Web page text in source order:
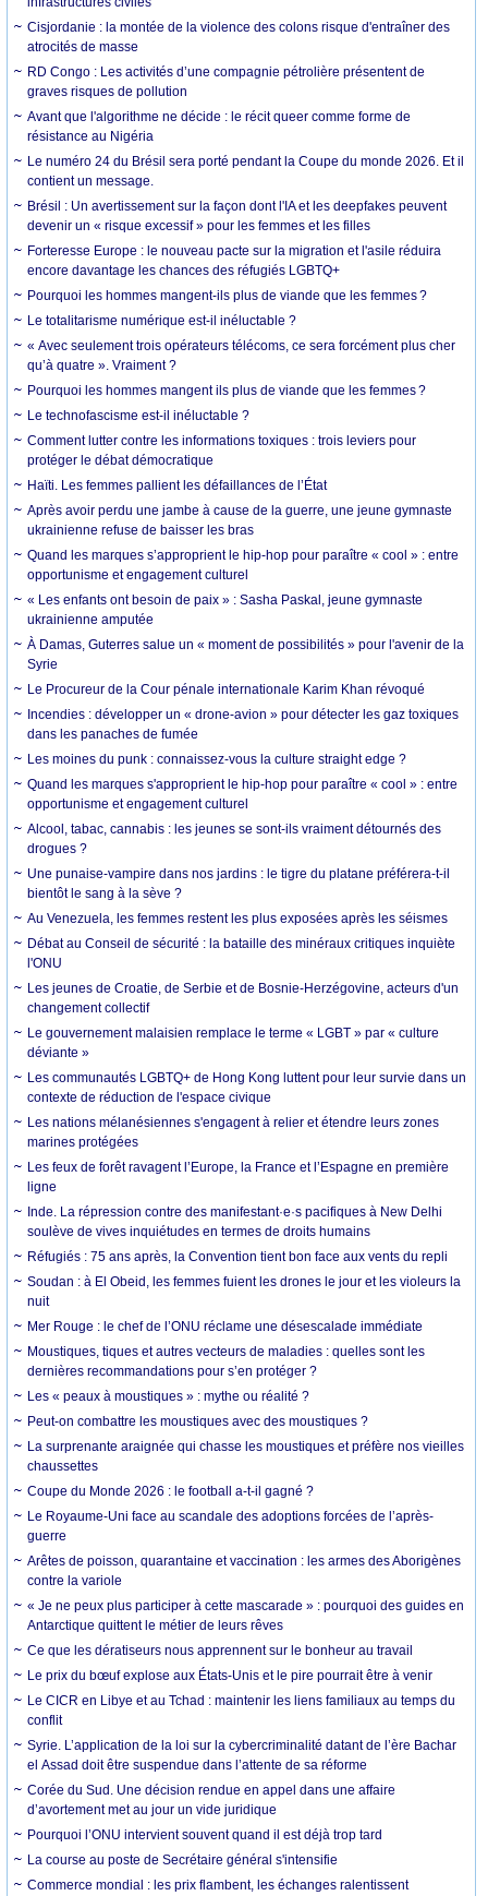
Cisjordanie : la montée de la violence des colons risque d'entraîner des
atrocités de masse
RD Congo : Les activités d’une compagnie pétrolière présentent de
graves risques de pollution
Avant que l'algorithme ne décide : le récit queer comme forme de
résistance au Nigéria
Le numéro 24 du Brésil sera porté pendant la Coupe du monde 2026. Et il
contient un message.
Brésil : Un avertissement sur la façon dont l'IA et les deepfakes peuvent
devenir un « risque excessif » pour les femmes et les filles
Forteresse Europe : le nouveau pacte sur la migration et l'asile réduira
encore davantage les chances des réfugiés LGBTQ+
Pourquoi les hommes mangent-ils plus de viande que les femmes ?
Le totalitarisme numérique est-il inéluctable ?
« Avec seulement trois opérateurs télécoms, ce sera forcément plus cher
qu’à quatre ». Vraiment ?
Pourquoi les hommes mangent ils plus de viande que les femmes ?
Le technofascisme est-il inéluctable ?
Comment lutter contre les informations toxiques : trois leviers pour
protéger le débat démocratique
Haïti. Les femmes pallient les défaillances de l’État
Après avoir perdu une jambe à cause de la guerre, une jeune gymnaste
ukrainienne refuse de baisser les bras
Quand les marques s’approprient le hip-hop pour paraître « cool » : entre
opportunisme et engagement culturel
« Les enfants ont besoin de paix » : Sasha Paskal, jeune gymnaste
ukrainienne amputée
À Damas, Guterres salue un « moment de possibilités » pour l'avenir de la
Syrie
Le Procureur de la Cour pénale internationale Karim Khan révoqué
Incendies : développer un « drone-avion » pour détecter les gaz toxiques
dans les panaches de fumée
Les moines du punk : connaissez-vous la culture straight edge ?
Quand les marques s'approprient le hip-hop pour paraître « cool » : entre
opportunisme et engagement culturel
Alcool, tabac, cannabis : les jeunes se sont-ils vraiment détournés des
drogues ?
Une punaise-vampire dans nos jardins : le tigre du platane préférera-t-il
bientôt le sang à la sève ?
Au Venezuela, les femmes restent les plus exposées après les séismes
Débat au Conseil de sécurité : la bataille des minéraux critiques inquiète
l'ONU
Les jeunes de Croatie, de Serbie et de Bosnie-Herzégovine, acteurs d'un
changement collectif
Le gouvernement malaisien remplace le terme « LGBT » par « culture
déviante »
Les communautés LGBTQ+ de Hong Kong luttent pour leur survie dans un
contexte de réduction de l'espace civique
Les nations mélanésiennes s'engagent à relier et étendre leurs zones
marines protégées
Les feux de forêt ravagent l’Europe, la France et l’Espagne en première
ligne
Inde. La répression contre des manifestant·e·s pacifiques à New Delhi
soulève de vives inquiétudes en termes de droits humains
Réfugiés : 75 ans après, la Convention tient bon face aux vents du repli
Soudan : à El Obeid, les femmes fuient les drones le jour et les violeurs la
nuit
Mer Rouge : le chef de l’ONU réclame une désescalade immédiate
Moustiques, tiques et autres vecteurs de maladies : quelles sont les
dernières recommandations pour s’en protéger ?
Les « peaux à moustiques » : mythe ou réalité ?
Peut-on combattre les moustiques avec des moustiques ?
La surprenante araignée qui chasse les moustiques et préfère nos vieilles
chaussettes
Coupe du Monde 2026 : le football a-t-il gagné ?
Le Royaume-Uni face au scandale des adoptions forcées de l’après-
guerre
Arêtes de poisson, quarantaine et vaccination : les armes des Aborigènes
contre la variole
« Je ne peux plus participer à cette mascarade » : pourquoi des guides en
Antarctique quittent le métier de leurs rêves
Ce que les dératiseurs nous apprennent sur le bonheur au travail
Le prix du bœuf explose aux États-Unis et le pire pourrait être à venir
Le CICR en Libye et au Tchad : maintenir les liens familiaux au temps du
conflit
Syrie. L’application de la loi sur la cybercriminalité datant de l’ère Bachar
el Assad doit être suspendue dans l’attente de sa réforme
Corée du Sud. Une décision rendue en appel dans une affaire
d’avortement met au jour un vide juridique
Pourquoi l’ONU intervient souvent quand il est déjà trop tard
La course au poste de Secrétaire général s'intensifie
Commerce mondial : les prix flambent, les échanges ralentissent